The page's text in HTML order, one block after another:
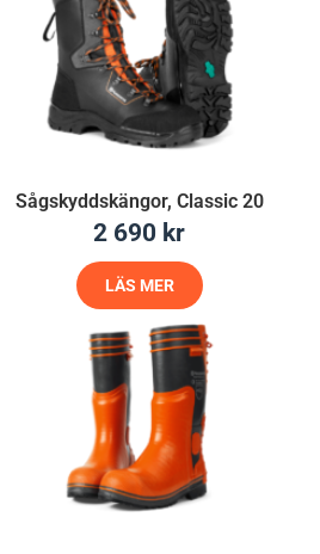
Sågskyddskängor, Classic 20
2 690 kr
LÄS MER